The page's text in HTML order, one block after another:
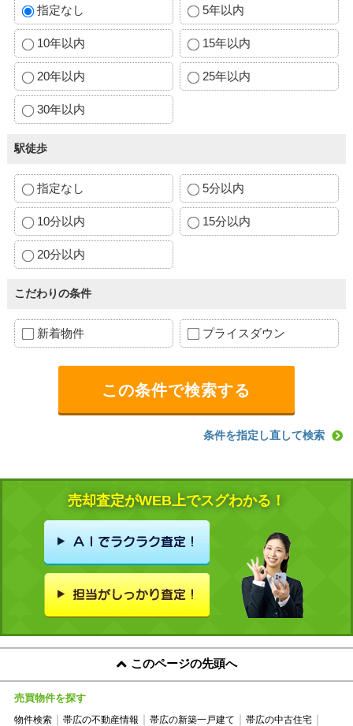
指定なし 5年以内
10年以内 15年以内
20年以内 25年以内
30年以内
駅徒歩
指定なし 5分以内
10分以内 15分以内
20分以内
こだわりの条件
新着物件 プライスダウン
条件を指定し直して検索
売却査定がWEB上でスグわかる！
このページの先頭へ
売買物件を探す
物件検索 帯広の不動産情報 帯広の新築一戸建て
帯広の中古住宅